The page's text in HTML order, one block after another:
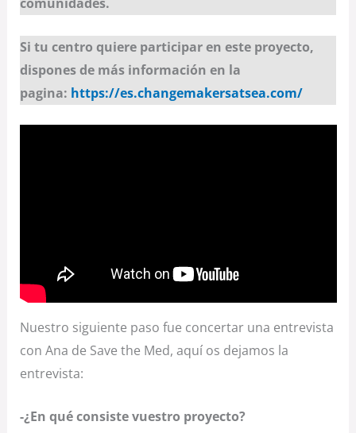
Si tu centro quiere participar en este proyecto,
dispones de más información en la
pagina: https://es.changemakersatsea.com/
Nuestro siguiente paso fue concertar una entrevista
con Ana de Save the Med, aquí os dejamos la
entrevista:
-¿En qué consiste vuestro proyecto?